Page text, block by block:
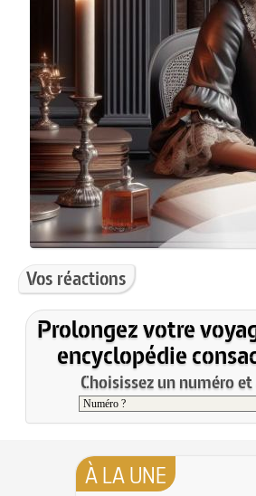
Vos réactions
Prolongez votre
encyclopédie
Choisissez un numéro
À LA UNE